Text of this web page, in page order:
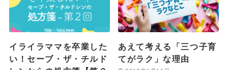
イライラママを卒業した
い！セーブ・ザ・チルド
あえて考える「三つ子育
てがラク」な理由